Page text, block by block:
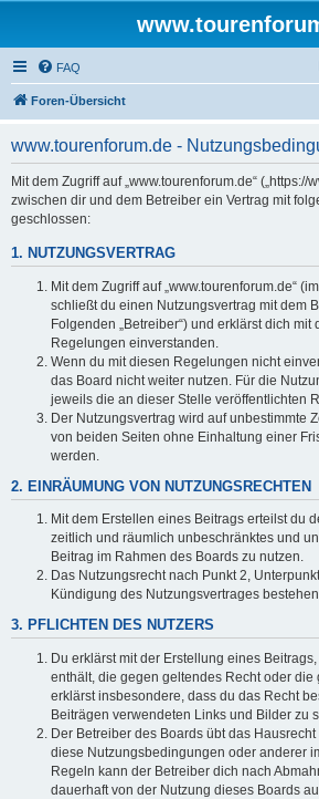
FAQ
Foren-Übersicht
www.tourenforum.de -
Mit dem Zugriff auf „www.tourenforum.de“ („https://
zwischen dir und dem Betreiber ein Vertrag mit
geschlossen:
1. NUTZUNGSVERTRAG
Mit dem Zugriff auf „www.tourenforum.de“
schließt du einen Nutzungsvertrag mit dem
Folgenden „Betreiber“) und erklärst dich
Regelungen einverstanden.
Wenn du mit diesen Regelungen nicht
das Board nicht weiter nutzen. Für die
jeweils die an dieser Stelle veröffentlichten
Der Nutzungsvertrag wird auf unbestimmte
von beiden Seiten ohne Einhaltung einer
werden.
2. EINRÄUMUNG VON NUTZUNGSRECHTEN
Mit dem Erstellen eines Beitrags erteilst du
zeitlich und räumlich unbeschränktes und
Beitrag im Rahmen des Boards zu nutzen.
Das Nutzungsrecht nach Punkt 2,
Kündigung des Nutzungsvertrages
3. PFLICHTEN DES NUTZERS
Du erklärst mit der Erstellung eines
enthält, die gegen geltendes Recht oder die
erklärst insbesondere, dass du das Recht
Beiträgen verwendeten Links und Bilder zu
Der Betreiber des Boards übt das
diese Nutzungsbedingungen oder anderer
Regeln kann der Betreiber dich nach
dauerhaft von der Nutzung dieses Boards